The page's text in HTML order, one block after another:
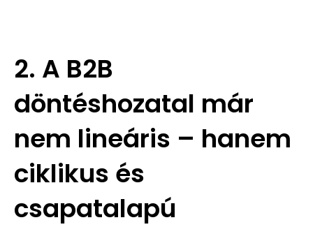
2. A B2B
döntéshozatal már
nem lineáris – hanem
ciklikus és
csapatalapú